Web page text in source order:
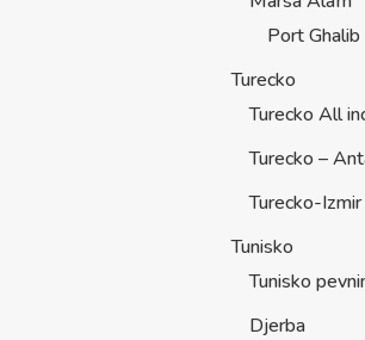
Port Ghalib
Turecko
Turecko All
Turecko –
Turecko-Izmir
Tunisko
Tunisko
Djerba